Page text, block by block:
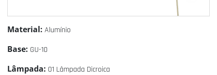
Material: Alumínio
Base: GU-10
Lâmpada: 01 Lâmpada Dicroica